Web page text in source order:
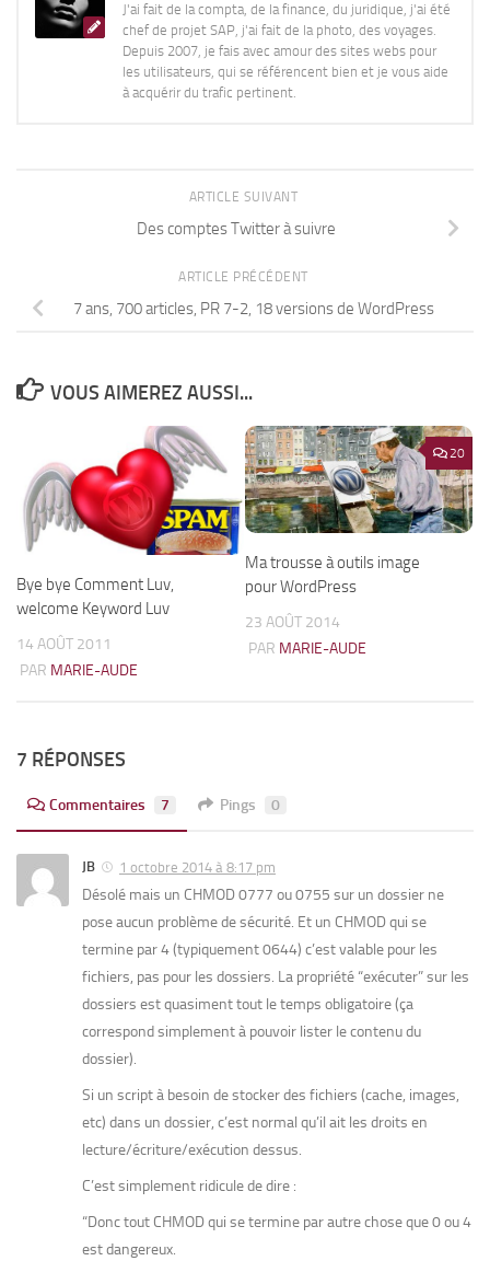
J'ai fait de la compta, de la finance, du juridique, j'ai été
chef de projet SAP, j'ai fait de la photo, des voyages.
Depuis 2007, je fais avec amour des sites webs pour
les utilisateurs, qui se référencent bien et je vous aide
à acquérir du trafic pertinent.
ARTICLE SUIVANT
Des comptes Twitter à suivre
ARTICLE PRÉCÉDENT
7 ans, 700 articles, PR 7-2, 18 versions de WordPress
VOUS AIMEREZ AUSSI...
Bye bye Comment Luv,
welcome Keyword Luv
14 AOÛT 2011
PAR MARIE-AUDE
20
Ma trousse à outils image
pour WordPress
23 AOÛT 2014
PAR MARIE-AUDE
7 RÉPONSES
Commentaires 7 Pings 0
JB 1 octobre 2014 à 8:17 pm
Désolé mais un CHMOD 0777 ou 0755 sur un dossier ne
pose aucun problème de sécurité. Et un CHMOD qui se
termine par 4 (typiquement 0644) c’est valable pour les
fichiers, pas pour les dossiers. La propriété “exécuter” sur les
dossiers est quasiment tout le temps obligatoire (ça
correspond simplement à pouvoir lister le contenu du
dossier).
Si un script à besoin de stocker des fichiers (cache, images,
etc) dans un dossier, c’est normal qu’il ait les droits en
lecture/écriture/exécution dessus.
C’est simplement ridicule de dire :
“Donc tout CHMOD qui se termine par autre chose que 0 ou 4
est dangereux.